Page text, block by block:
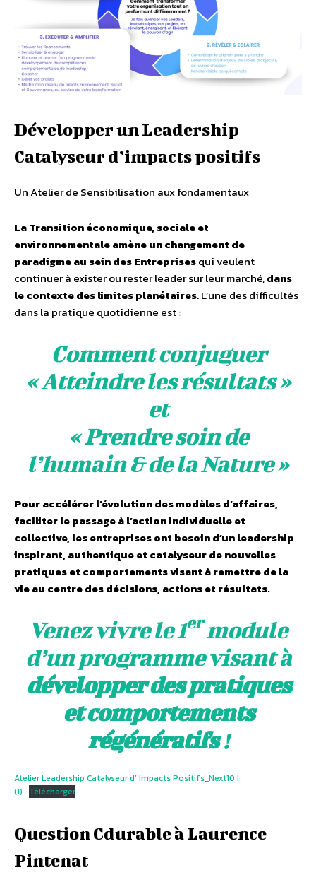
Développer un Leadership
Catalyseur d’impacts positifs
Un Atelier de Sensibilisation aux fondamentaux
La Transition économique, sociale et
environnementale amène un changement de
paradigme au sein des Entreprisesqui veulent
continuer à exister ou rester leader sur leur marché,dans
le contexte des limites planétaires. L’une des difficultés
dans la pratique quotidienne est :
Comment conjuguer
« Atteindre les résultats »
et
« Prendre soin de
l’humain & de la Nature »
Pour accélérer l’évolution des modèles d’affaires,
faciliter le passage à l’action individuelle et
collective, les entreprises ont besoin d’un leadership
inspirant, authentique et catalyseur de nouvelles
pratiques et comportements visant à remettre de la
vie au centre des décisions, actions et résultats.
Venez vivre le 1ermodule
d’un programme visant à
développer des pratiques
et comportements
régénératifs!
Atelier Leadership Catalyseur d’ Impacts Positifs_Next10 !
(1)
Télécharger
Question Cdurable à Laurence
Pintenat